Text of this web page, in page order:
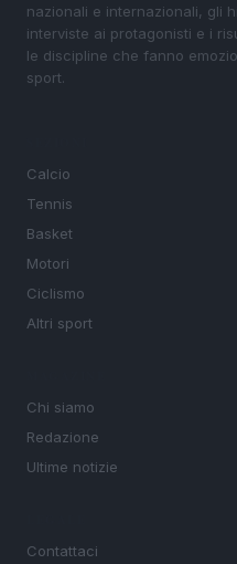
nazionali e internazionali, gli
interviste ai protagonisti e i
le discipline che fanno
sport.
Calcio
Tennis
Basket
Motori
Ciclismo
Altri sport
Chi siamo
Redazione
Ultime notizie
Contattaci